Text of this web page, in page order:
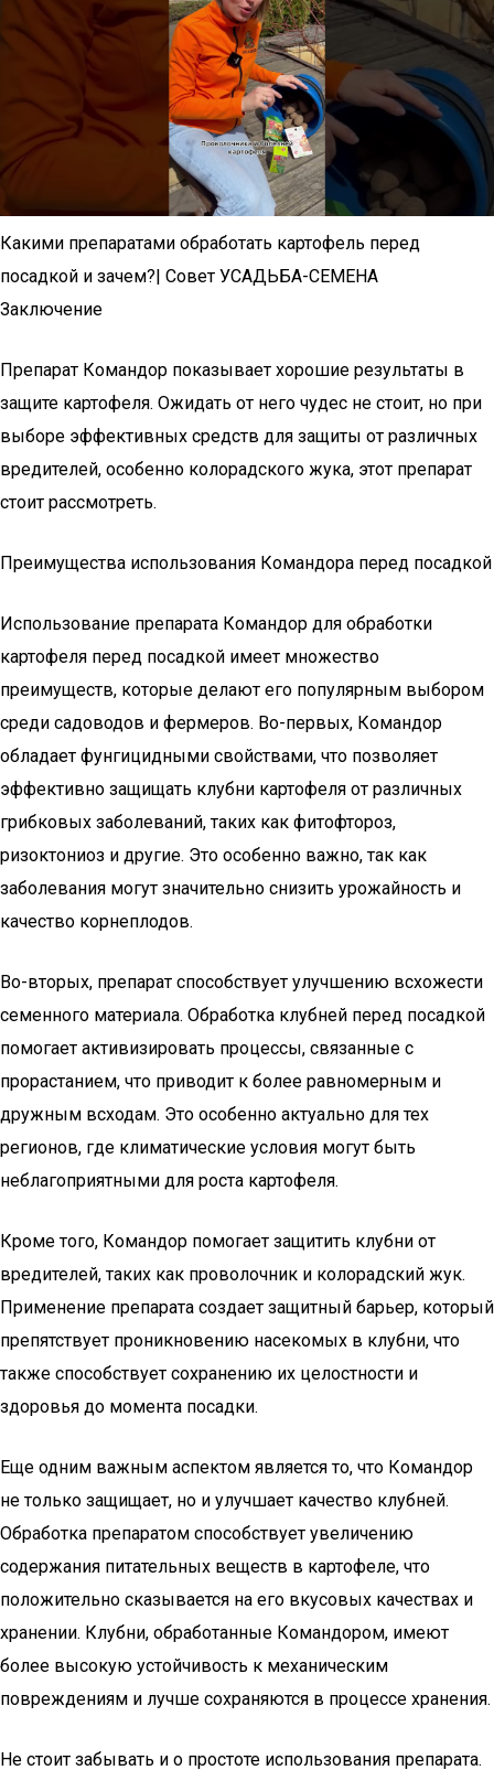
Какими препаратами обработать картофель перед
посадкой и зачем?| Совет УСАДЬБА-СЕМЕНА
Заключение
Препарат Командор показывает хорошие результаты в
защите картофеля. Ожидать от него чудес не стоит, но при
выборе эффективных средств для защиты от различных
вредителей, особенно колорадского жука, этот препарат
стоит рассмотреть.
Преимущества использования Командора перед посадкой
Использование препарата Командор для обработки
картофеля перед посадкой имеет множество
преимуществ, которые делают его популярным выбором
среди садоводов и фермеров. Во-первых, Командор
обладает фунгицидными свойствами, что позволяет
эффективно защищать клубни картофеля от различных
грибковых заболеваний, таких как фитофтороз,
ризоктониоз и другие. Это особенно важно, так как
заболевания могут значительно снизить урожайность и
качество корнеплодов.
Во-вторых, препарат способствует улучшению всхожести
семенного материала. Обработка клубней перед посадкой
помогает активизировать процессы, связанные с
прорастанием, что приводит к более равномерным и
дружным всходам. Это особенно актуально для тех
регионов, где климатические условия могут быть
неблагоприятными для роста картофеля.
Кроме того, Командор помогает защитить клубни от
вредителей, таких как проволочник и колорадский жук.
Применение препарата создает защитный барьер, который
препятствует проникновению насекомых в клубни, что
также способствует сохранению их целостности и
здоровья до момента посадки.
Еще одним важным аспектом является то, что Командор
не только защищает, но и улучшает качество клубней.
Обработка препаратом способствует увеличению
содержания питательных веществ в картофеле, что
положительно сказывается на его вкусовых качествах и
хранении. Клубни, обработанные Командором, имеют
более высокую устойчивость к механическим
повреждениям и лучше сохраняются в процессе хранения.
Не стоит забывать и о простоте использования препарата.